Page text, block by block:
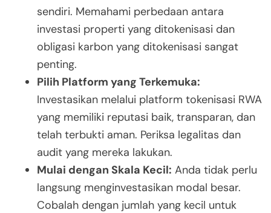
sendiri. Memahami perbedaan antara
investasi properti yang ditokenisasi dan
obligasi karbon yang ditokenisasi sangat
penting.
Pilih Platform yang Terkemuka:
Investasikan melalui platform tokenisasi RWA
yang memiliki reputasi baik, transparan, dan
telah terbukti aman. Periksa legalitas dan
audit yang mereka lakukan.
Mulai dengan Skala Kecil: Anda tidak perlu
langsung menginvestasikan modal besar.
Cobalah dengan jumlah yang kecil untuk